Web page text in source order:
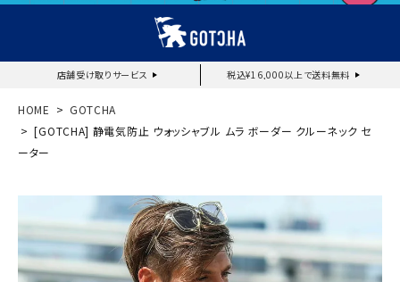
店舗受け取りサービス 税込¥16,000以上で送料無料
新規会員登録｜ログイン
ご利用ガイド
search
HOME
GOTCHA
[GOTCHA] 静電気防止 ウォッシャブル ムラ ボーダー クルーネック セ
ーター